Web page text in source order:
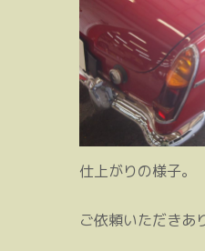
仕上がりの様子。
ご依頼いただきあ